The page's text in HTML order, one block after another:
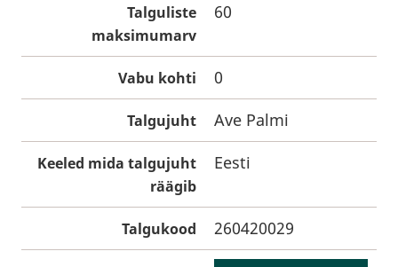
Talguliste
maksimumarv
60
Vabu kohti 0
Talgujuht Ave Palmi
Keeled mida talgujuht
räägib
Eesti
Talgukood 260420029